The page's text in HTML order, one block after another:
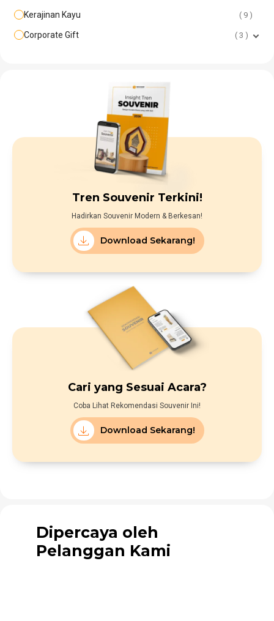
Kerajinan Kayu 9
Corporate Gift 3
Tren Souvenir Terkini!
Hadirkan Souvenir Modern & Berkesan!
Download Sekarang!
Cari yang Sesuai Acara?
Coba Lihat Rekomendasi Souvenir Ini!
Download Sekarang!
Dipercaya oleh
Pelanggan Kami